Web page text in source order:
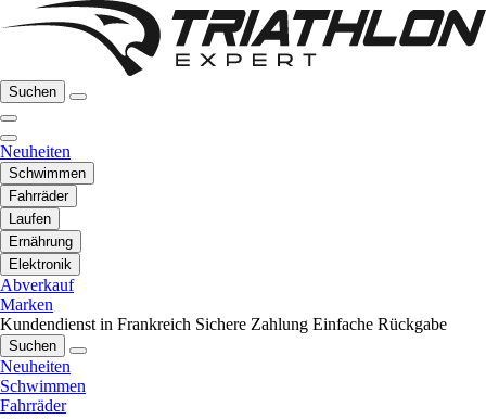
Suchen
Neuheiten
Schwimmen
Fahrräder
Laufen
Ernährung
Elektronik
Abverkauf
Marken
Kundendienst in Frankreich Sichere Zahlung Einfache Rückgabe
Suchen
Neuheiten
Schwimmen
Fahrräder